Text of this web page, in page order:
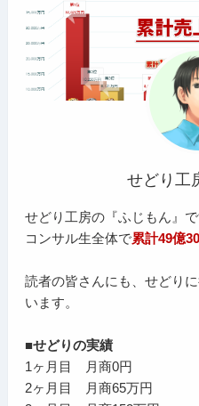
せどり工
せどり工房の『ふじもん』で
コンサル生全体で累計49億
読者の皆さんにも、せどり
います。
■せどりの実績
1ヶ月目 月商0円
2ヶ月目 月商65万円